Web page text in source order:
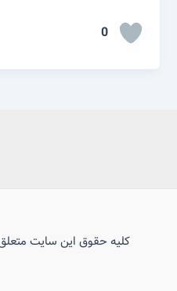
0
کلیه حقوق این سایت